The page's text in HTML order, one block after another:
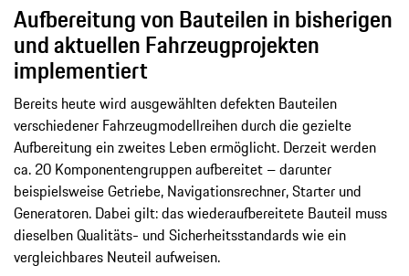
Aufbereitung von Bauteilen in bisherigen
und aktuellen Fahrzeugprojekten
implementiert
Bereits heute wird ausgewählten defekten Bauteilen
verschiedener Fahrzeugmodellreihen durch die gezielte
Aufbereitung ein zweites Leben ermöglicht. Derzeit werden
ca. 20 Komponentengruppen aufbereitet – darunter
beispielsweise Getriebe, Navigationsrechner, Starter und
Generatoren. Dabei gilt: das wiederaufbereitete Bauteil muss
dieselben Qualitäts- und Sicherheitsstandards wie ein
vergleichbares Neuteil aufweisen.